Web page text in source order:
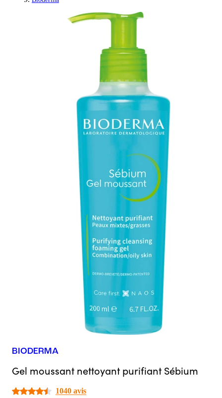
BIODERMA
Gel moussant nettoyant purifiant Sébium
1040 avis